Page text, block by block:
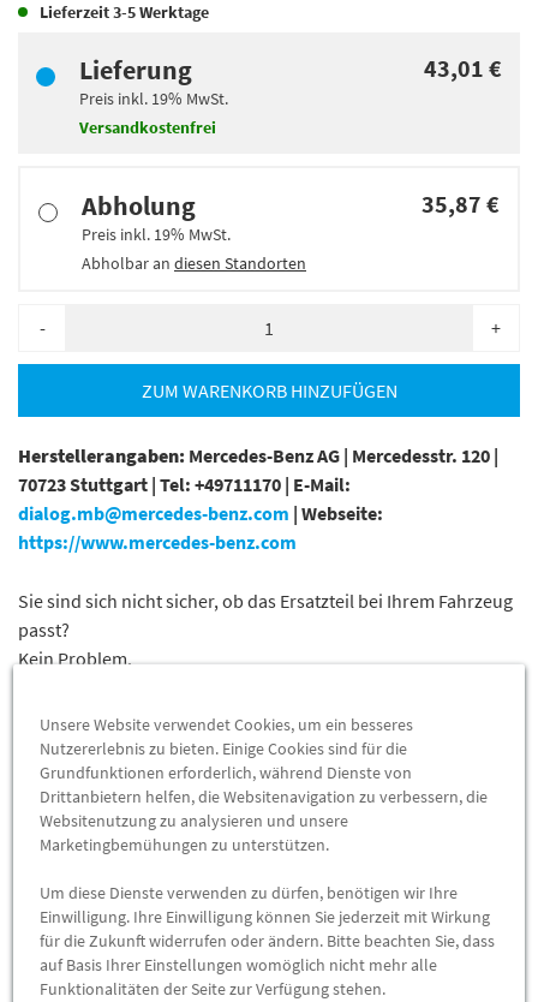
Lieferzeit3-5 Werktage
Lieferung
Preis inkl. 19% MwSt.
Versandkostenfrei
43,01 €
Abholung
Preis inkl. 19% MwSt.
Abholbar an diesen Standorten
35,87 €
- +
ZUM WARENKORB HINZUFÜGEN
Herstellerangaben: Mercedes-Benz AG | Mercedesstr. 120 |
70723 Stuttgart | Tel: +49711170 | E-Mail:
dialog.mb@mercedes-benz.com | Webseite:
https://www.mercedes-benz.com
Sie sind sich nicht sicher, ob das Ersatzteil bei Ihrem Fahrzeug
passt?
Kein Problem.
Fahrzeugs,
wir prüfen für Sie, ob das Teil passt.
Zum Beispiel passend (kann Ausstattung- oder
Fahrgestellnummer Abhängig sein) für die Mercedes-Benz
Modelle:
638094 (VITO 108 CDI, 110 CDI, 112 CDI, 113, 114 Bis Ident-Nr.:
246705)
638194 (VITO 108 CDI, 110 CDI, 112 CDI, 113, 114 Bis Ident-Nr.:
246705)
Unsere Website verwendet Cookies, um ein besseres
Nutzererlebnis zu bieten. Einige Cookies sind für die
Grundfunktionen erforderlich, während Dienste von
Drittanbietern helfen, die Websitenavigation zu verbessern, die
Websitenutzung zu analysieren und unsere
Marketingbemühungen zu unterstützen.
Um diese Dienste verwenden zu dürfen, benötigen wir Ihre
Einwilligung. Ihre Einwilligung können Sie jederzeit mit Wirkung
für die Zukunft widerrufen oder ändern. Bitte beachten Sie, dass
auf Basis Ihrer Einstellungen womöglich nicht mehr alle
Funktionalitäten der Seite zur Verfügung stehen.